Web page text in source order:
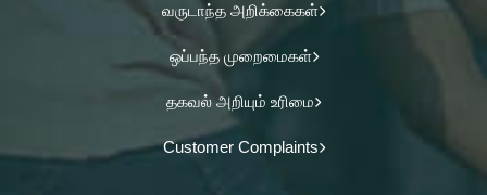
வருடாந்த அறிக்கைகள்
ஒப்பந்த முறைமைகள்
தகவல் அறியும் உரிமை
Customer Complaints